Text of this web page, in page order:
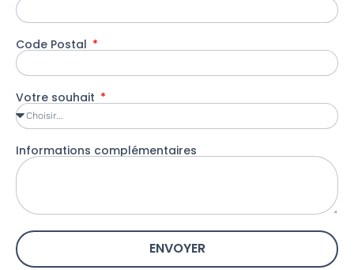
Code Postal
Votre souhait
Informations complémentaires
ENVOYER